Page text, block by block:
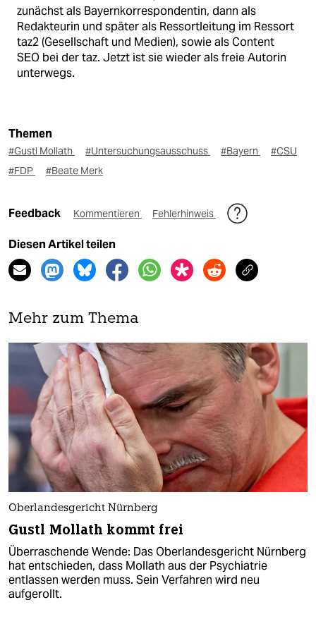
zunächst als Bayernkorrespondentin, dann als
Redakteurin und später als Ressortleitung im Ressort
taz2 (Gesellschaft und Medien), sowie als Content
SEO bei der taz. Jetzt ist sie wieder als freie Autorin
unterwegs.
Themen
#Gustl Mollath #Untersuchungsausschuss #Bayern
#CSU
#FDP
#Beate Merk
Feedback Kommentieren Fehlerhinweis
Diesen Artikel teilen
Mehr zum Thema
Oberlandesgericht Nürnberg
Gustl Mollath kommt frei
Überraschende Wende: Das Oberlandesgericht Nürnberg
hat entschieden, dass Mollath aus der Psychiatrie
entlassen werden muss. Sein Verfahren wird neu
aufgerollt.